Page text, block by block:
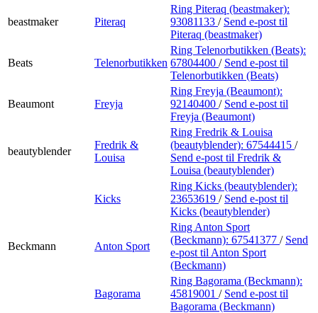
beastmaker Piteraq
Ring Piteraq (beastmaker):
93081133 / Send e-post til
Piteraq (beastmaker)
Beats Telenorbutikken
Ring Telenorbutikken (Beats):
67804400 / Send e-post til
Telenorbutikken (Beats)
Beaumont Freyja
Ring Freyja (Beaumont):
92140400 / Send e-post til
Freyja (Beaumont)
beautyblender
Fredrik &
Louisa
Ring Fredrik & Louisa
(beautyblender): 67544415 /
Send e-post til Fredrik &
Louisa (beautyblender)
Kicks
Ring Kicks (beautyblender):
23653619 / Send e-post til
Kicks (beautyblender)
Beckmann Anton Sport
Ring Anton Sport
(Beckmann): 67541377 / Send
e-post til Anton Sport
(Beckmann)
Bagorama
Ring Bagorama (Beckmann):
45819001 / Send e-post til
Bagorama (Beckmann)